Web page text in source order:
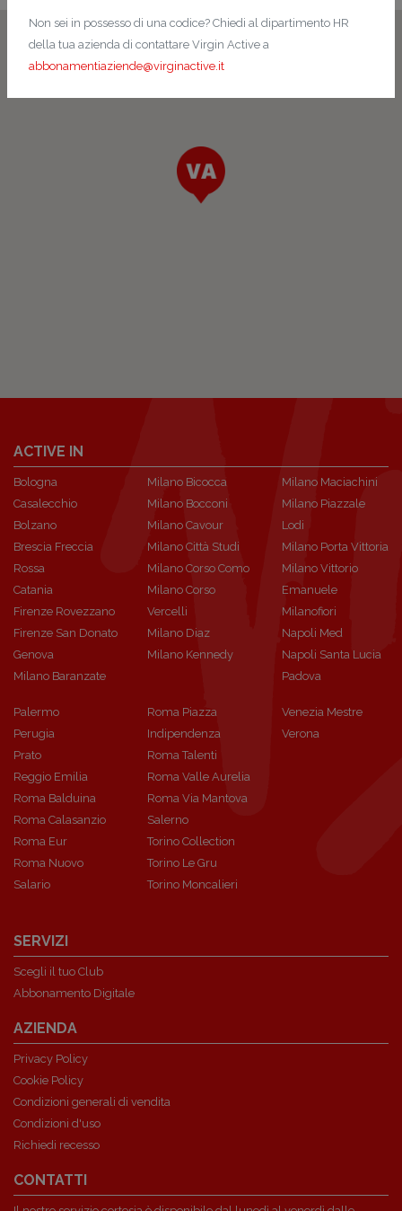
Non sei in possesso di una codice? Chiedi al dipartimento HR
della tua azienda di contattare Virgin Active a
abbonamentiaziende@virginactive.it
ACTIVE IN
Bologna
Casalecchio
Bolzano
Brescia Freccia
Rossa
Catania
Firenze Rovezzano
Firenze San Donato
Genova
Milano Baranzate
Milano Bicocca
Milano Bocconi
Milano Cavour
Milano Città Studi
Milano Corso Como
Milano Corso
Vercelli
Milano Diaz
Milano Kennedy
Milano Maciachini
Milano Piazzale
Lodi
Milano Porta Vittoria
Milano Vittorio
Emanuele
Milanofiori
Napoli Med
Napoli Santa Lucia
Padova
Palermo
Perugia
Prato
Reggio Emilia
Roma Balduina
Roma Calasanzio
Roma Eur
Roma Nuovo
Salario
Roma Piazza
Indipendenza
Roma Talenti
Roma Valle Aurelia
Roma Via Mantova
Salerno
Torino Collection
Torino Le Gru
Torino Moncalieri
Venezia Mestre
Verona
SERVIZI
Scegli il tuo Club
Abbonamento Digitale
AZIENDA
Privacy Policy
Cookie Policy
Condizioni generali di vendita
Condizioni d'uso
Richiedi recesso
CONTATTI